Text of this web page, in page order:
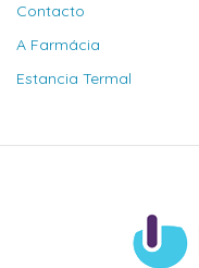
Contacto
A Farmácia
Estancia Termal